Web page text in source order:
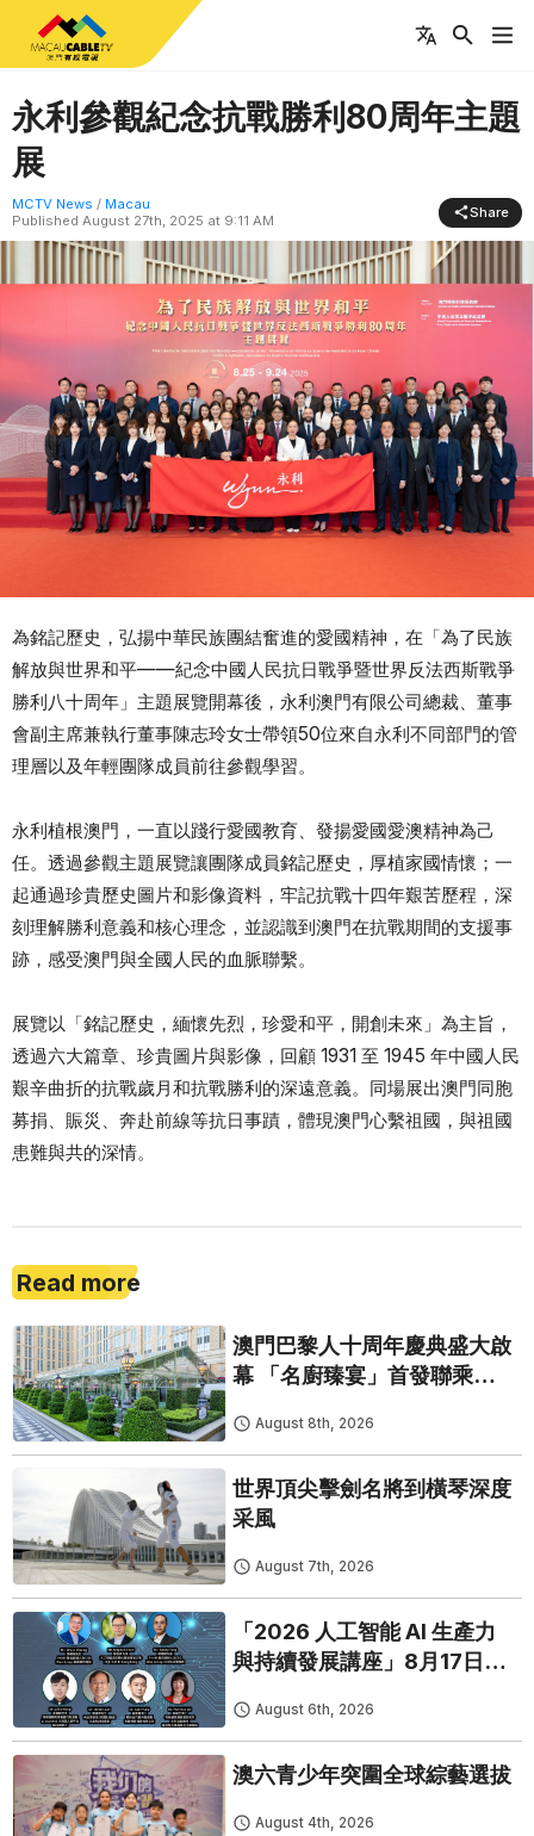
永利參觀紀念抗戰勝利80周年主題
展
MCTV News / Macau
Published August 27th, 2025 at 9:11 AM Share
為銘記歷史，弘揚中華民族團結奮進的愛國精神，在「為了民族
解放與世界和平——紀念中國人民抗日戰爭暨世界反法西斯戰爭
勝利八十周年」主題展覽開幕後，永利澳門有限公司總裁、董事
會副主席兼執行董事陳志玲女士帶領50位來自永利不同部門的管
理層以及年輕團隊成員前往參觀學習。
永利植根澳門，一直以踐行愛國教育、發揚愛國愛澳精神為己
任。透過參觀主題展覽讓團隊成員銘記歷史，厚植家國情懷；一
起通過珍貴歷史圖片和影像資料，牢記抗戰十四年艱苦歷程，深
刻理解勝利意義和核心理念，並認識到澳門在抗戰期間的支援事
跡，感受澳門與全國人民的血脈聯繫。
展覽以「銘記歷史，緬懷先烈，珍愛和平，開創未來」為主旨，
透過六大篇章、珍貴圖片與影像，回顧 1931 至 1945 年中國人民
艱辛曲折的抗戰歲月和抗戰勝利的深遠意義。同場展出澳門同胞
募捐、賑災、奔赴前線等抗日事蹟，體現澳門心繫祖國，與祖國
患難與共的深情。
Read more
澳門巴黎人十周年慶典盛大啟
幕 「名廚臻宴」首發聯乘
August 8th, 2026
世界頂尖擊劍名將到橫琴深度
采風
August 7th, 2026
「2026 人工智能 AI 生產力
與持續發展講座」8月17日免
August 6th, 2026
澳六青少年突圍全球綜藝選拔
August 4th, 2026